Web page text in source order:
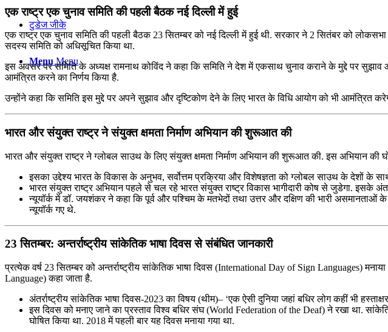
टुडेज जीके
Menu Menu
एक राष्ट्र एक चुनाव समिति की पहली बैठक नई दिल्ली में हुई
एक राष्ट्र एक चुनाव समिति की पहली बैठक 23 सितम्बर को नई दिल्ली में हुई थी. सरकार ने 2 सितंबर को
सदस्य समिति को अधिसूचित किया था.
इस अवसर पर समिति के अध्यक्ष रामनाथ कोविंद ने कहा कि समिति ने देश में एकसाथ चुनाव कराने के मुद्दे पर सुझाव
आमंत्रित करने का निर्णय किया है.
उन्होंने कहा कि समिति इस मुद्दे पर अपने सुझाव और दृष्टिकोण देने के लिए भारत के विधि आयोग को भी आमंत्रित
भारत और संयुक्त राष्ट्र ने संयुक्त क्षमता निर्माण अभियान की शुरूआत की
भारत और संयुक्त राष्ट्र ने ग्‍लोबल साउथ के लिए संयुक्त क्षमता निर्माण अभियान की शुरूआत की. इस अभियान की
इसका उद्देश्य भारत के विकास के अनुभव, सर्वोत्तम प्रक्रिया और विशेषज्ञता को ग्‍लोबल साउथ के देशों के
भारत संयुक्त राष्ट्र अभियान पहले से चल रहे भारत संयुक्‍त राष्‍ट्र विकास भागीदारी कोष से जुडेगा. इसके
न्यूयॉर्क में डॉ. जयशंकर ने कहा कि पूर्व और पश्चिम के मतभेदों तथा उत्तर और दक्षिण की भारी
न्‍यूयॉर्क गए थे.
23 सितम्बर: अन्तर्राष्ट्रीय सांकेतिक भाषा दिवस से संबंधित जानकारी
प्रत्येक वर्ष 23 सितम्बर को अन्तर्राष्ट्रीय सांकेतिक भाषा दिवस (International Day of Sign Languages)
Language) कहा जाता है.
अंतर्राष्ट्रीय सांकेतिक भाषा दिवस-2023 का विषय (थीम)– ‘एक ऐसी दुनिया जहां बधिर लोग कहीं भी
इस दिवस को मनाए जाने का प्रस्ताव विश्व बधिर संघ (World Federation of the Deaf) ने रखा था.
घोषित किया था. 2018 में पहली बार यह दिवस मनाया गया था.